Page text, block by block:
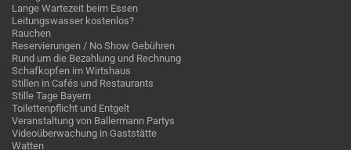
Lange Wartezeit beim Essen
Leitungswasser kostenlos?
Rauchen
Reservierungen / No Show Gebühren
Rund um die Bezahlung und Rechnung
Schafkopfen im Wirtshaus
Stillen in Cafés und Restaurants
Stille Tage Bayern
Toilettenpflicht und Entgelt
Veranstaltung von Ballermann Partys
Videoüberwachung in Gaststätte
Watten